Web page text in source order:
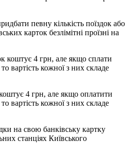
певну кількість поїздок або
карток безлімітні проїзні на
4 грн, але якщо оплатити
вартість кожної з них складе
на свою банківську картку
станціях Київського